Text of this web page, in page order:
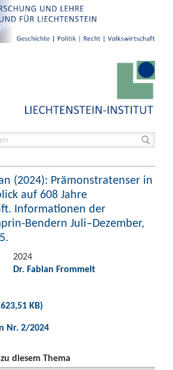
(2024): Prämonstratenser in
auf 608 Jahre
Informationen der
Bendern Juli–Dezember,
2024
Dr. Fabian Frommelt
KB)
Nr. 2/2024
diesem Thema